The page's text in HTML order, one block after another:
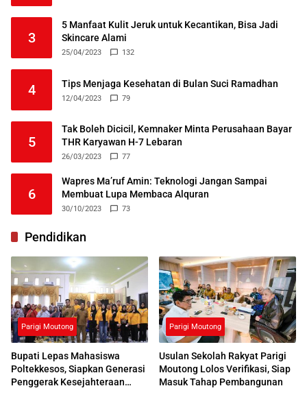
3
5 Manfaat Kulit Jeruk untuk Kecantikan, Bisa Jadi
Skincare Alami
25/04/2023 132
4 Tips Menjaga Kesehatan di Bulan Suci Ramadhan
12/04/2023 79
5
Tak Boleh Dicicil, Kemnaker Minta Perusahaan Bayar
THR Karyawan H-7 Lebaran
26/03/2023 77
6
Wapres Ma’ruf Amin: Teknologi Jangan Sampai
Membuat Lupa Membaca Alquran
30/10/2023 73
Pendidikan
Parigi Moutong
Bupati Lepas Mahasiswa
Poltekkesos, Siapkan Generasi
Penggerak Kesejahteraan
Parigi Moutong
Usulan Sekolah Rakyat Parigi
Moutong Lolos Verifikasi, Siap
Masuk Tahap Pembangunan